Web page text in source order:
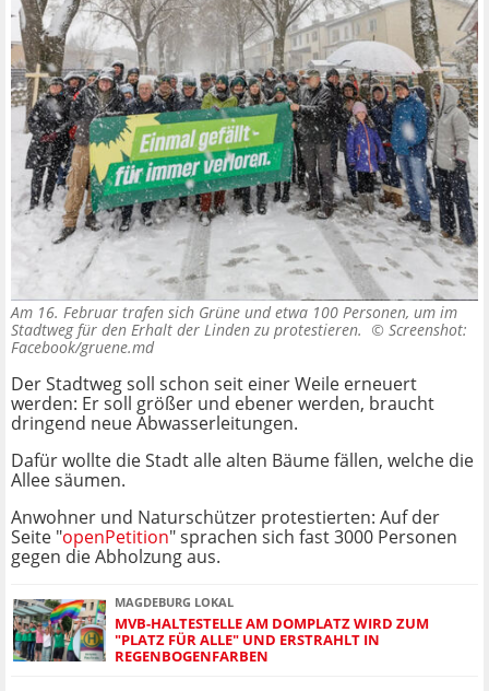
Am 16. Februar trafen sich Grüne und etwa 100 Personen, um im
Stadtweg für den Erhalt der Linden zu protestieren. © Screenshot:
Facebook/gruene.md
Der Stadtweg soll schon seit einer Weile erneuert
werden: Er soll größer und ebener werden, braucht
dringend neue Abwasserleitungen.
Dafür wollte die Stadt alle alten Bäume fällen, welche die
Allee säumen.
Anwohner und Naturschützer protestierten: Auf der
Seite "openPetition" sprachen sich fast 3000 Personen
gegen die Abholzung aus.
MAGDEBURG LOKAL
MVB-HALTESTELLE AM DOMPLATZ WIRD ZUM
"PLATZ FÜR ALLE" UND ERSTRAHLT IN
REGENBOGENFARBEN